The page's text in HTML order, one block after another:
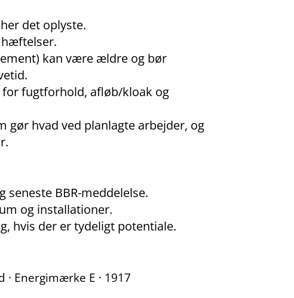
det oplyste.
hæftelser.
kan være ældre og bør
fugtforhold, afløb/kloak og
gør hvad ved planlagte arbejder, og
BBR-meddelelse.
og installationer.
hvis der er tydeligt potentiale.
· Energimærke E · 1917